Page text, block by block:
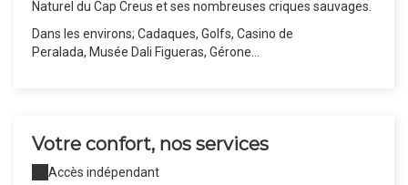
Naturel du Cap Creus et ses nombreuses criques sauvages.
Dans les environs; Cadaques, Golfs, Casino de
Peralada, Musée Dali Figueras, Gérone…
Votre confort, nos services
Accès indépendant